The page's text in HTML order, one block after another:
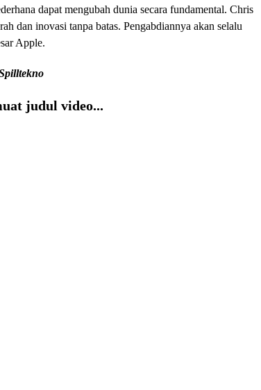
dapat mengubah dunia secara fundamental. Chris
dan inovasi tanpa batas. Pengabdiannya akan selalu
Apple.
judul video...